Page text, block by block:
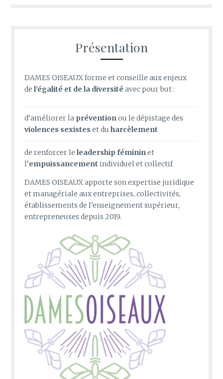
Présentation
DAMES OISEAUX forme et conseille aux enjeux
del’égalité et de la diversitéavec pour but :
d’améliorer la préventionou ledépistage des
violences sexisteset du harcèlement
de renforcer le leadership fémininet
l’empuissancement individuelet collectif
DAMES OISEAUX apporte son expertise juridique
et managériale aux entreprises, collectivités,
établissements de l’enseignement supérieur,
entrepreneuses depuis 2019.